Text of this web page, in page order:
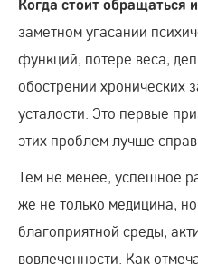
Когда стоит обращаться
заметном угасании
функций, потере веса,
обострении хронических
усталости. Это первые
этих проблем лучше
Тем не менее, успешное
же не только медицина,
благоприятной среды,
вовлеченности. Как